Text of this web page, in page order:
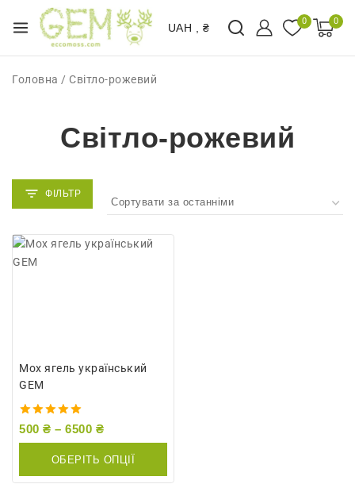
UAH , ₴
0 0
Головна / Світло-рожевий
Світло-рожевий
Мох ягель український
GEM
5.00
500 ₴ – 6500 ₴
ОБЕРІТЬ ОПЦІЇ